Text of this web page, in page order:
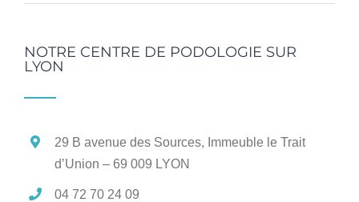
NOTRE CENTRE DE PODOLOGIE SUR
LYON
29 B avenue des Sources, Immeuble le Trait
d’Union – 69 009 LYON
04 72 70 24 09